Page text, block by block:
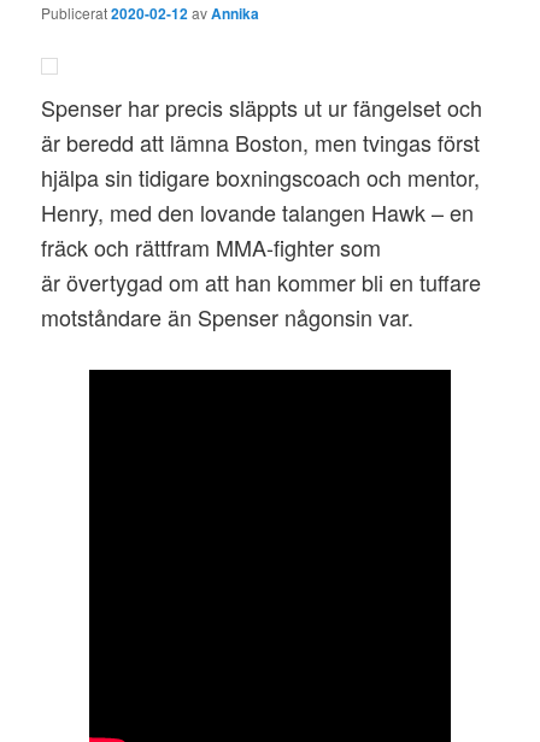
Publicerat2020-02-12avAnnika
Spenser har precis släppts ut ur fängelset och
är beredd att lämna Boston, men tvingas först
hjälpa sin tidigare boxningscoach och mentor,
Henry, med den lovande talangen Hawk – en
fräck och rättfram MMA-fighter som
är övertygad om att han kommer bli en tuffare
motståndare än Spenser någonsin var.